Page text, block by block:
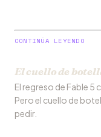
CONTINÚA LEYENDO
El cuello de
El regreso de Fable 5
Pero el cuello de
pedir.